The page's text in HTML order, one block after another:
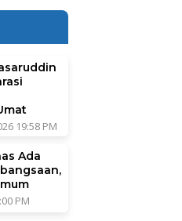
19:58 PM
Ada
PM